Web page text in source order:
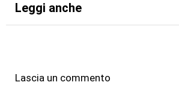
Leggi anche
Lascia un commento